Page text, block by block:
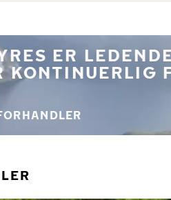
ER
KONTINUERLIG